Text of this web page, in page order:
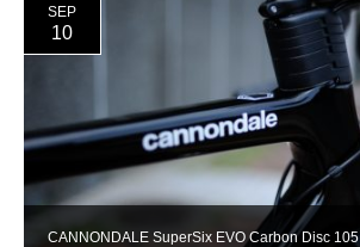
CANNONDALE SuperSix EVO Carbon Disc 105
SEP
10